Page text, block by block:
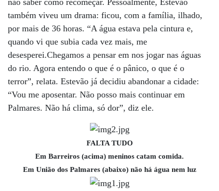
também viveu um drama: ficou, com a família, ilhado,
por mais de 36 horas. “A água estava pela cintura e,
quando vi que subia cada vez mais, me
desesperei.Chegamos a pensar em nos jogar nas águas
do rio. Agora entendo o que é o pânico, o que é o
terror”, relata. Estevão já decidiu abandonar a cidade:
“Vou me aposentar. Não posso mais continuar em
Palmares. Não há clima, só dor”, diz ele.
FALTA TUDO
Em Barreiros (acima) meninos catam comida.
Em União dos Palmares (abaixo) não há água nem luz